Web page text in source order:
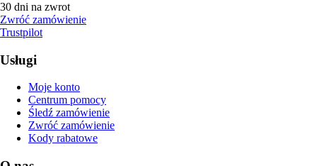
30 dni na zwrot
Zwróć zamówienie
Trustpilot
Usługi
Moje konto
Centrum pomocy
Śledź zamówienie
Zwróć zamówienie
Kody rabatowe